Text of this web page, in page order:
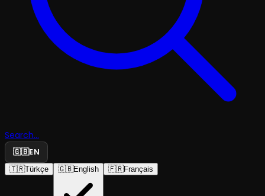
Search...
🇬🇧EN
🇹🇷Türkçe 🇬🇧English 🇫🇷Français